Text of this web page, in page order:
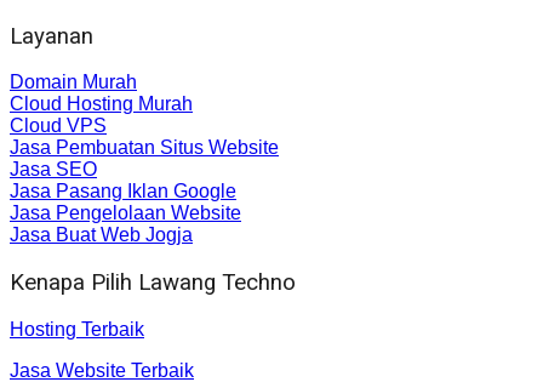
Layanan
Domain Murah
Cloud Hosting Murah
Cloud VPS
Jasa Pembuatan Situs Website
Jasa SEO
Jasa Pasang Iklan Google
Jasa Pengelolaan Website
Jasa Buat Web Jogja
Kenapa Pilih Lawang Techno
Hosting Terbaik
Jasa Website Terbaik